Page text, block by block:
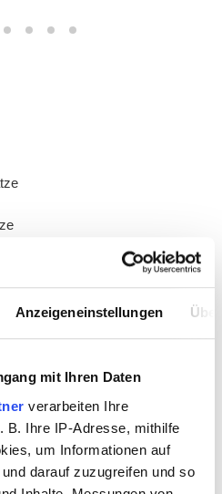
Anzeigeneinstellungen
mit Ihren Daten
verarbeiten Ihre
B. Ihre IP-Adresse, mithilfe
um Informationen auf
darauf zuzugreifen und so